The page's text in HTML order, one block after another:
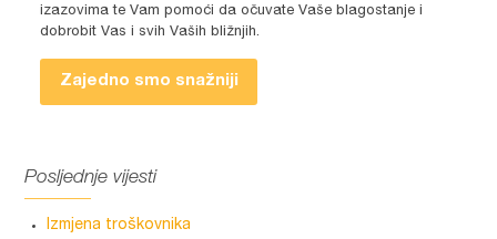
izazovima te Vam pomoći da očuvate Vaše blagostanje i
dobrobit Vas i svih Vaših bližnjih.
Zajedno smo snažniji
Posljednje vijesti
Izmjena troškovnika